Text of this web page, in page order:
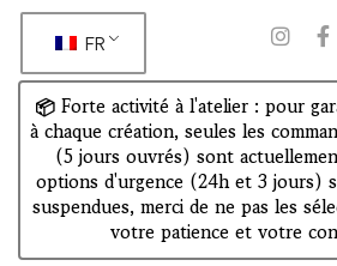
📦 Forte activité à l'atelier : pour
à chaque création, seules les
(5 jours ouvrés) sont
options d'urgence (24h et 3 jours)
suspendues, merci de ne pas les
votre patience et votre
FR